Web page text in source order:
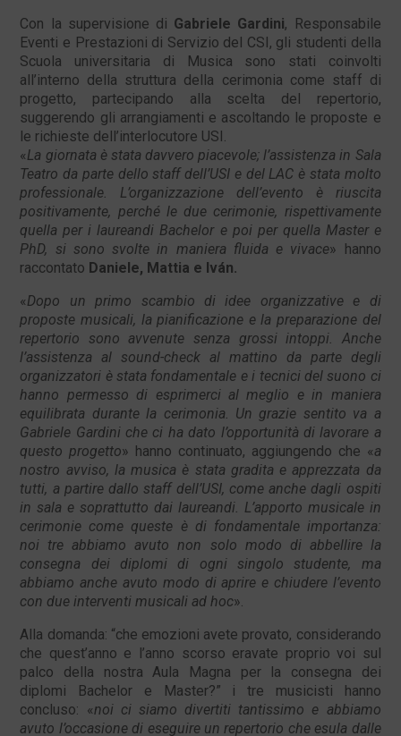
Con la supervisione di Gabriele Gardini, Responsabile
Eventi e Prestazioni di Servizio del CSI, gli studenti della
Scuola universitaria di Musica sono stati coinvolti
all’interno della struttura della cerimonia come staff di
progetto, partecipando alla scelta del repertorio,
suggerendo gli arrangiamenti e ascoltando le proposte e
le richieste dell’interlocutore USI.
«La giornata è stata davvero piacevole; l’assistenza in Sala
Teatro da parte dello staff dell’USI e del LAC è stata molto
professionale. L’organizzazione dell’evento è riuscita
positivamente, perché le due cerimonie, rispettivamente
quella per i laureandi Bachelor e poi per quella Master e
PhD, si sono svolte in maniera fluida e vivace» hanno
raccontato Daniele, Mattia e Iván.
«Dopo un primo scambio di idee organizzative e di
proposte musicali, la pianificazione e la preparazione del
repertorio sono avvenute senza grossi intoppi. Anche
l’assistenza al sound-check al mattino da parte degli
organizzatori è stata fondamentale e i tecnici del suono ci
hanno permesso di esprimerci al meglio e in maniera
equilibrata durante la cerimonia. Un grazie sentito va a
Gabriele Gardini che ci ha dato l’opportunità di lavorare a
questo progetto» hanno continuato, aggiungendo che «a
nostro avviso, la musica è stata gradita e apprezzata da
tutti, a partire dallo staff dell’USI, come anche dagli ospiti
in sala e soprattutto dai laureandi. L’apporto musicale in
cerimonie come queste è di fondamentale importanza:
noi tre abbiamo avuto non solo modo di abbellire la
consegna dei diplomi di ogni singolo studente, ma
abbiamo anche avuto modo di aprire e chiudere l’evento
con due interventi musicali ad hoc».
Alla domanda: “che emozioni avete provato, considerando
che quest’anno e l’anno scorso eravate proprio voi sul
palco della nostra Aula Magna per la consegna dei
diplomi Bachelor e Master?” i tre musicisti hanno
concluso: «noi ci siamo divertiti tantissimo e abbiamo
avuto l’occasione di eseguire un repertorio che esula dalle